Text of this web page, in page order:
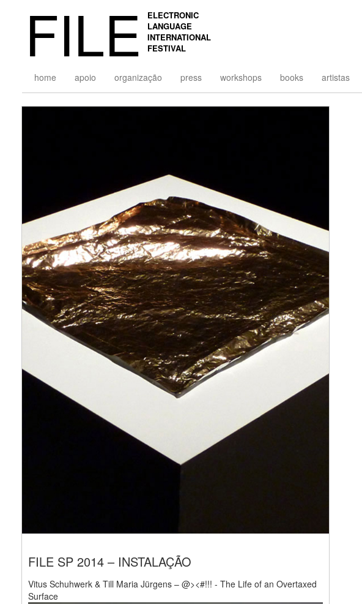
FILE
ELECTRONIC
LANGUAGE
INTERNATIONAL
FESTIVAL
home apoio organização press workshops books artistas
FILE SP 2014 – INSTALAÇÃO
Vitus Schuhwerk & Till Maria Jürgens – @><#!!! - The Life of an Overtaxed
Surface